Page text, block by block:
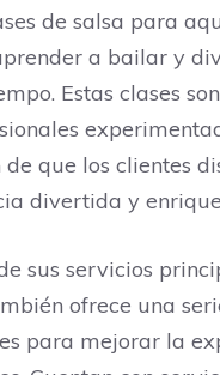
de salsa para
a bailar y
Estas clases
que los clientes
divertida y
sus servicios
ofrece una
para mejorar la